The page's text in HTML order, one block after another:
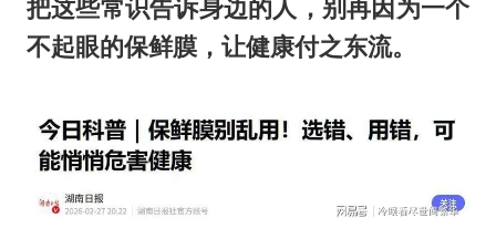
把这些常识告诉身边的人，别再因为一个
不起眼的保鲜膜，让健康付之东流。